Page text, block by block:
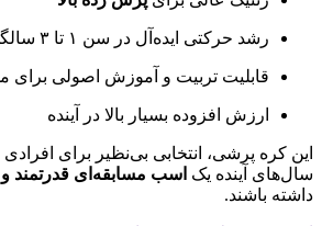
رشد حرکتی ایده‌آل در سن ۱ تا ۳ سالگی
قابلیت تربیت و آموزش اصولی برای
ارزش افزوده بسیار بالا در آینده
این کره پرشی، انتخابی بی‌نظیر برای
سال‌های آینده یک اسب مسابقه‌ای قدرتمند و
داشته باشند.